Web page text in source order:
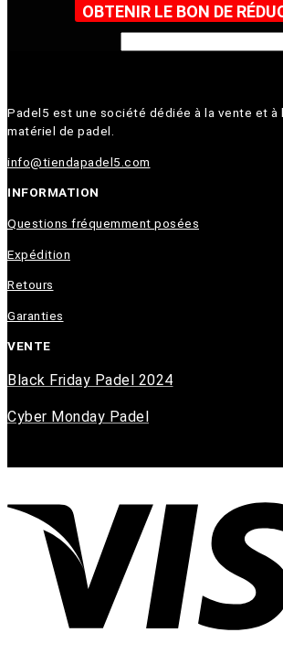
OBTENIR LE BON DE
Padel5 est une société dédiée à la vente et à
matériel de padel.
info@tiendapadel5.com
INFORMATION
Questions fréquemment posées
Expédition
Retours
Garanties
VENTE
Black Friday Padel 2024
Cyber Monday Padel